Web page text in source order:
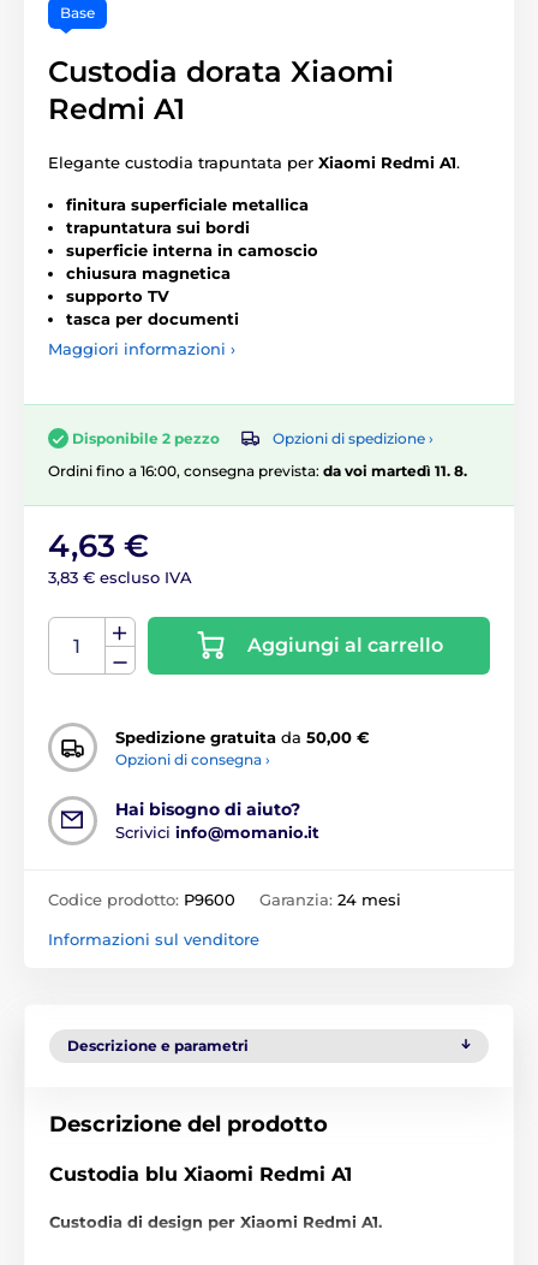
Base
Custodia dorata Xiaomi
Redmi A1
Elegante custodia trapuntata per Xiaomi Redmi A1.
finitura superficiale metallica
trapuntatura sui bordi
superficie interna in camoscio
chiusura magnetica
supporto TV
tasca per documenti
Maggiori informazioni ›
Disponibile 2 pezzo
Opzioni di spedizione ›
Ordini fino a 16:00, consegna prevista: da voi martedì 11. 8.
4,63 €
3,83 € escluso IVA
Aggiungi al carrello
Spedizione gratuita da 50,00 €
Opzioni di consegna ›
Hai bisogno di aiuto?
Scrivici info@momanio.it
Codice prodotto: P9600 Garanzia: 24 mesi
Informazioni sul venditore
Descrizione e parametri
Descrizione del prodotto
Custodia blu Xiaomi Redmi A1
Custodia di design per Xiaomi Redmi A1.